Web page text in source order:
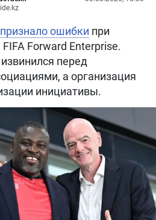
признало ошибки при
Forward Enterprise.
перед
а организация
инициативы.